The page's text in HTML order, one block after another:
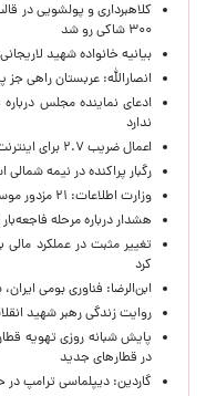
کلاهبرداری و پولشویی در
۳۰۰ شاکی رو شد
بیانیه خانواده شهید
انصارالله: عربستان راهی
ادعای نماینده مجلس
ندارد
اعمال ضریب ۲.۷ برای اینترنت بین‌الملل صحت ندارد
رگبار پراکنده در نیمه شمالی
وزارت اطلاعات: ۲۱ مزدور موساد و ۴ شرور مسلح در کرمان بازداشت شدند
هشدار درباره مرحله
کرد
ابن‌الرضا: فناوری بومی
روایت زندگی رهبر شهید
پایش شبانه روزی تهویه
در قطارهای جدید
گاردین: دیپلماسی ترامپ